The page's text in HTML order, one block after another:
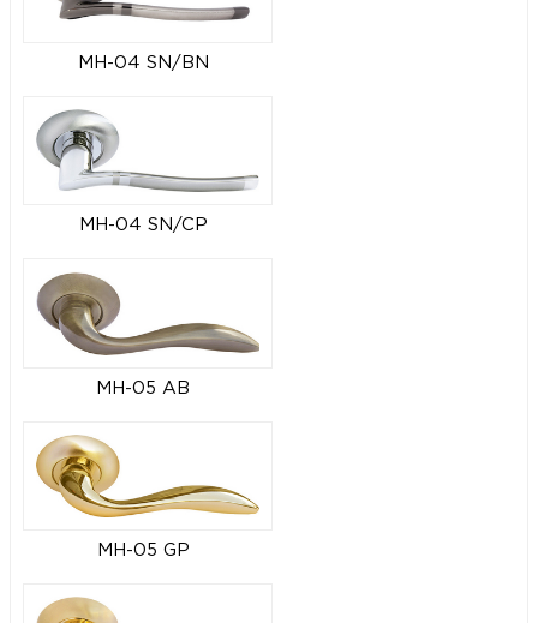
MH-04 SN/BN
MH-04 SN/CP
MH-05 AB
MH-05 GP